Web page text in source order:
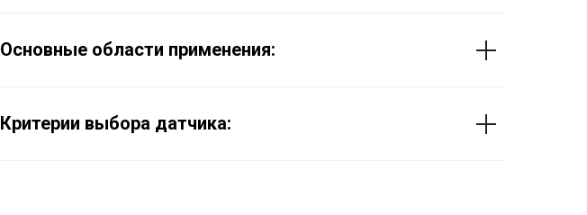
Основные области применения:
Критерии выбора датчика: